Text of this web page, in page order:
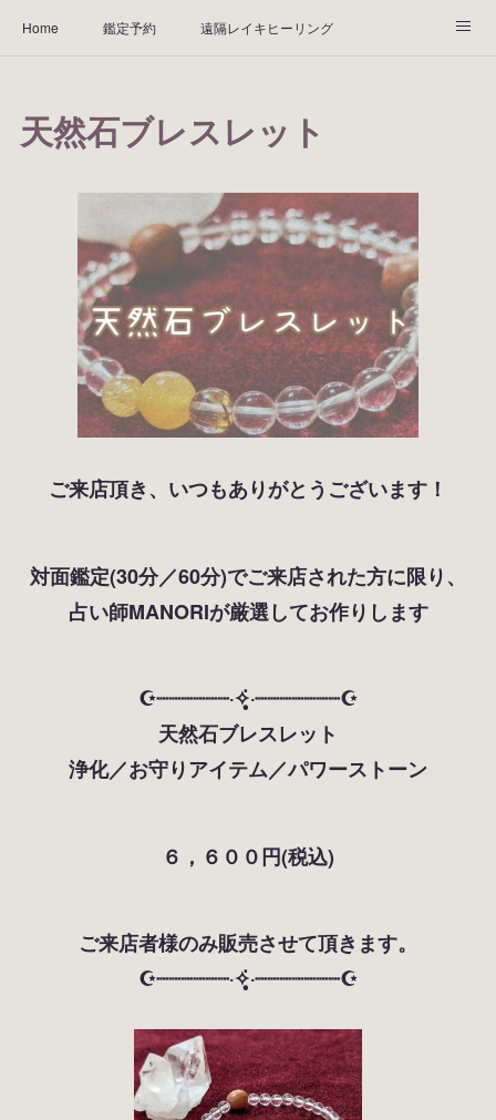
Home 鑑定予約 遠隔レイキヒーリング
Instagram お客様の声
天然石ブレスレット
ご来店頂き、いつもありがとうございます！
対面鑑定(30分／60分)でご来店された方に限り、
占い師MANORIが厳選してお作りします
☪︎┈┈┈┈┈┈‧✧̣̥̇‧┈┈┈┈┈┈┈☪︎
天然石ブレスレット
浄化／お守りアイテム／パワーストーン
６，６００円(税込)
ご来店者様のみ販売させて頂きます。
☪︎┈┈┈┈┈┈‧✧̣̥̇‧┈┈┈┈┈┈┈☪︎